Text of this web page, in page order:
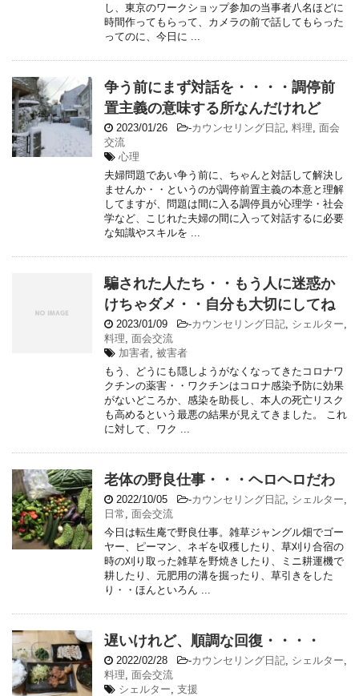
し、東京のワークショップ参加の当事者八名ほどに
時間作ってもらって、カメラの前で話してもらった
ってのに、今日に ...
争う前にまず対話を・・・・調停前
置主義の意味する所なんだけれど
2023/01/26 -カウンセリング日記, 料理, 面会
交流
心理
夫婦問題であい争う前に、ちゃんと対話して解決し
ませんか・・というのが調停前置主義の本意と理解
してますが、問題は間に入る調停員が心理学・社会
学など、こじれた夫婦の間に入って対話するに必要
な知識やスキルを ...
騙された人たち・・もう人に迷惑か
けちゃダメ・・自分も大切にしてね
2023/01/09 -カウンセリング日記, シェルター,
料理, 面会交流
加害者, 被害者
もう、どうにも隠しようがなくなってきたコロナワ
クチンの薬害・・ワクチンはコロナ感染予防に効果
がないどころか、感染を助長し、本人の死亡リスク
も高めるという最悪の結果が見えてきました。 これ
に対して、ワク ...
老体の野良仕事・・・ヘロヘロだわ
2022/10/05 -カウンセリング日記, シェルター,
日常, 面会交流
今日は転生庵で野良仕事。雑草ジャングル畑でゴー
ヤー、ピーマン、ネギを収穫したり、草刈り合宿の
時の刈り取った雑草を野焼きしたり、ミニ耕運機で
耕したり、元肥用の溝を掘ったり、草引きをした
り・・ほんといろん ...
遅いけれど、順調な回復・・・・
2022/02/28 -カウンセリング日記, シェルター,
料理, 面会交流
シェルター, 支援